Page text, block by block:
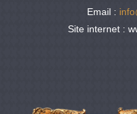
Email :
Site internet :